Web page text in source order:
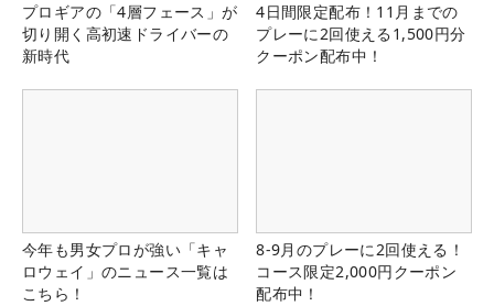
プロギアの「4層フェース」が
切り開く高初速ドライバーの
新時代
4日間限定配布！11月までの
プレーに2回使える1,500円分
クーポン配布中！
今年も男女プロが強い「キャ
ロウェイ」のニュース一覧は
こちら！
8-9月のプレーに2回使える！
コース限定2,000円クーポン
配布中！